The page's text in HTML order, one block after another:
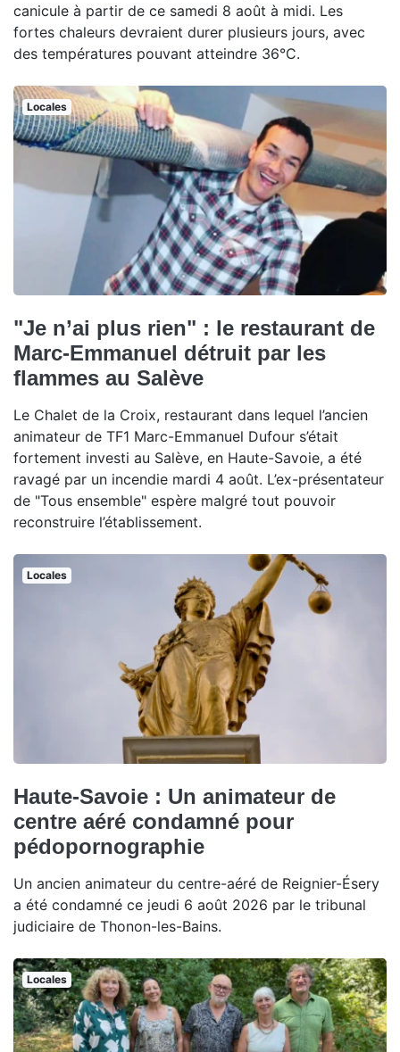
canicule à partir de ce samedi 8 août à midi. Les
fortes chaleurs devraient durer plusieurs jours, avec
des températures pouvant atteindre 36°C.
Locales
"Je n’ai plus rien" : le restaurant de
Marc-Emmanuel détruit par les
flammes au Salève
Le Chalet de la Croix, restaurant dans lequel l’ancien
animateur de TF1 Marc-Emmanuel Dufour s’était
fortement investi au Salève, en Haute-Savoie, a été
ravagé par un incendie mardi 4 août. L’ex-présentateur
de "Tous ensemble" espère malgré tout pouvoir
reconstruire l’établissement.
Locales
Haute-Savoie : Un animateur de
centre aéré condamné pour
pédopornographie
Un ancien animateur du centre-aéré de Reignier-Ésery
a été condamné ce jeudi 6 août 2026 par le tribunal
judiciaire de Thonon-les-Bains.
Locales